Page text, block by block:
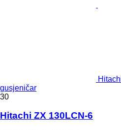
gusjeničar
30
Hitachi ZX 130LCN-6